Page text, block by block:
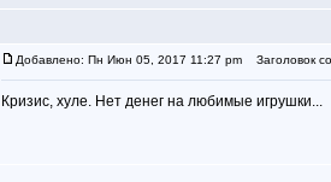
Добавлено: Пн Июн 05, 2017 11:27 pm Заголовок
Кризис, хуле. Нет денег на любимые игрушки...